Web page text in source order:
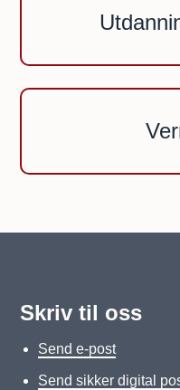
Skriv til oss
Send e-post
Send sikker digital